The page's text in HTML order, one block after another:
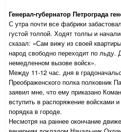
Генерал-губернатор Петрограда
С утра почти все фабрики
густой толпой. Ходят толпы и
сказал: «Сам вижу из своей
народ свободно переходит по льду.
немедленном вызове войск».
Между 11-12 час. дня в
Преображенского полка полковник
заявил мне, что ему приказано
вступить в распоряжение войсками
порядка в городе.
Несмотря на раннее окончание